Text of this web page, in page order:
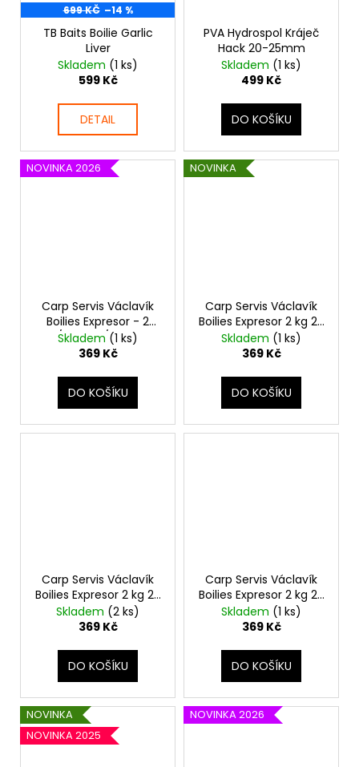
699 KČ –14 %
TB Baits Boilie Garlic
Liver
Skladem (1 ks)
599 Kč
DETAIL
PVA Hydrospol Kráječ
Hack 20-25mm
Skladem (1 ks)
499 Kč
DO KOŠÍKU
NOVINKA 2026
Carp Servis Václavík
Boilies Expresor - 2
kg/20 mm/Broskev
Skladem (1 ks)
369 Kč
DO KOŠÍKU
NOVINKA
Carp Servis Václavík
Boilies Expresor 2 kg 20
mm Krvavá perla
Skladem (1 ks)
369 Kč
DO KOŠÍKU
Carp Servis Václavík
Boilies Expresor 2 kg 20
mm Medová perla
Skladem (2 ks)
369 Kč
DO KOŠÍKU
Carp Servis Václavík
Boilies Expresor 2 kg 20
mm Višňová perla
Skladem (1 ks)
369 Kč
DO KOŠÍKU
NOVINKA
NOVINKA 2025
NOVINKA 2026